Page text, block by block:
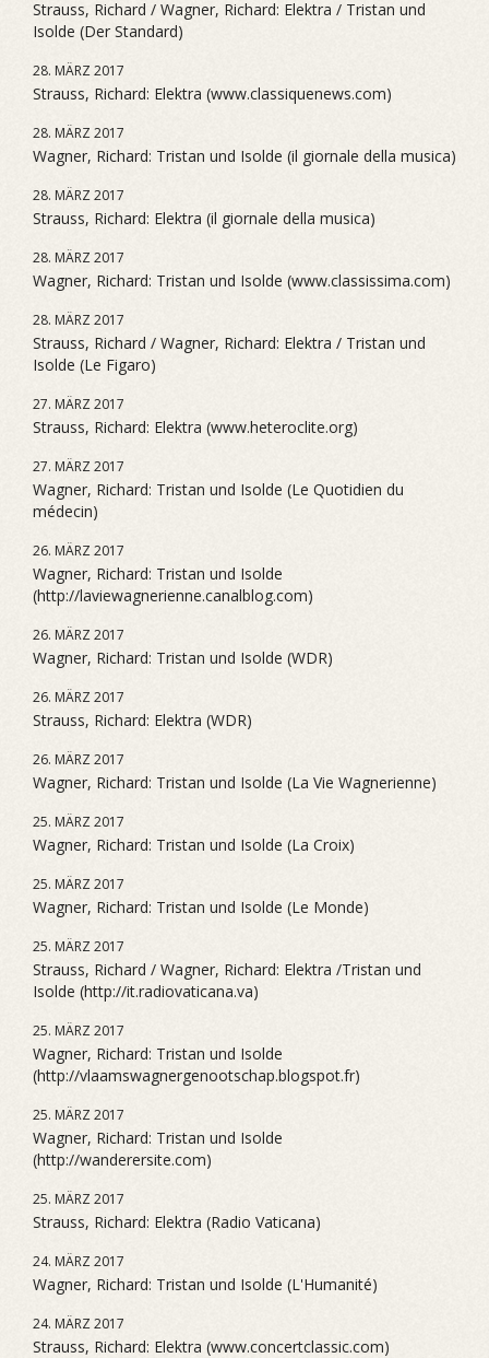
Strauss, Richard / Wagner, Richard: Elektra / Tristan und
Isolde (Der Standard)
28. MÄRZ 2017
Strauss, Richard: Elektra (www.classiquenews.com)
28. MÄRZ 2017
Wagner, Richard: Tristan und Isolde (il giornale della musica)
28. MÄRZ 2017
Strauss, Richard: Elektra (il giornale della musica)
28. MÄRZ 2017
Wagner, Richard: Tristan und Isolde (www.classissima.com)
28. MÄRZ 2017
Strauss, Richard / Wagner, Richard: Elektra / Tristan und
Isolde (Le Figaro)
27. MÄRZ 2017
Strauss, Richard: Elektra (www.heteroclite.org)
27. MÄRZ 2017
Wagner, Richard: Tristan und Isolde (Le Quotidien du
médecin)
26. MÄRZ 2017
Wagner, Richard: Tristan und Isolde
(http://laviewagnerienne.canalblog.com)
26. MÄRZ 2017
Wagner, Richard: Tristan und Isolde (WDR)
26. MÄRZ 2017
Strauss, Richard: Elektra (WDR)
26. MÄRZ 2017
Wagner, Richard: Tristan und Isolde (La Vie Wagnerienne)
25. MÄRZ 2017
Wagner, Richard: Tristan und Isolde (La Croix)
25. MÄRZ 2017
Wagner, Richard: Tristan und Isolde (Le Monde)
25. MÄRZ 2017
Strauss, Richard / Wagner, Richard: Elektra /Tristan und
Isolde (http://it.radiovaticana.va)
25. MÄRZ 2017
Wagner, Richard: Tristan und Isolde
(http://vlaamswagnergenootschap.blogspot.fr)
25. MÄRZ 2017
Wagner, Richard: Tristan und Isolde
(http://wanderersite.com)
25. MÄRZ 2017
Strauss, Richard: Elektra (Radio Vaticana)
24. MÄRZ 2017
Wagner, Richard: Tristan und Isolde (L'Humanité)
24. MÄRZ 2017
Strauss, Richard: Elektra (www.concertclassic.com)